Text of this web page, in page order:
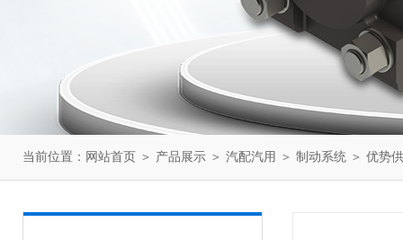
当前位置： 网站首页 ＞ 产品展示 ＞ 汽配汽用 ＞ 制动系统 ＞ 优势